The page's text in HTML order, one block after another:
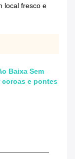
local fresco e
Baixa Sem
coroas e pontes